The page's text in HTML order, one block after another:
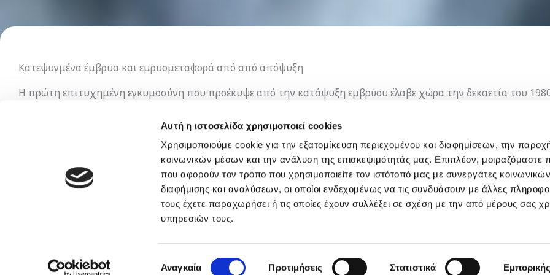
Αυτή η ιστοσελίδα χρησιμοποιεί cookies
Χρησιμοποιούμε cookie για την εξατομίκευση περιεχομένου και διαφημίσεων, την
κοινωνικών μέσων και την ανάλυση της επισκεψιμότητάς μας. Επιπλέον, μοιραζόμαστε
που αφορούν τον τρόπο που χρησιμοποιείτε τον ιστότοπό μας με συνεργάτες
διαφήμισης και αναλύσεων, οι οποίοι ενδεχομένως να τις συνδυάσουν με άλλες
τους έχετε παραχωρήσει ή τις οποίες έχουν συλλέξει σε σχέση με την από μέρους σας
υπηρεσιών τους.
Αναγκαία Προτιμήσεις Στατιστικά
Κατεψυγμένα έμβρυα και εμρυομεταφορά από από απόψυξη
Η πρώτη επιτυχημένη εγκυμοσύνη που προέκυψε από την κατάψυξη εμβρύου έλαβε χώρα την δεκαετία του
(ή αλλιώς FET – από τα αρχικά frozen embryo transfer) πραγματοποιείται χρησιμοποιώντας έμβρυα που
κύκλο διέγερσης και τα οποία έχουν κρυοσυντηρηθεί για μελλοντική χρήση.
Γιατί καταψύχουμε έμβρυα;
Συχνά κατά την διάρκεια της εξωσωματικής γονιμοποίησης υπάρχουν έμβρυα καλής ποιότητας που δεν
αμέσως. Αντί να απορριφθούν υπάρχει η επιλογή να καταψυχθούν για μελλοντική χρήση (σε περίπτωση που η
· Άτομα που θα υποβληθούν σε χημειοθεραπεία ή λαμβάνουν φαρμακευτική αγωγή που ενδέχεται να επηρεάσει